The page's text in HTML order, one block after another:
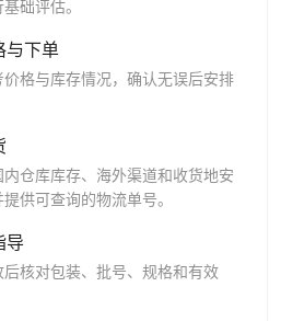
础评估。
与下单
格与库存情况，确认无误后安排
仓库库存、海外渠道和收货地安
供可查询的物流单号。
导
核对包装、批号、规格和有效